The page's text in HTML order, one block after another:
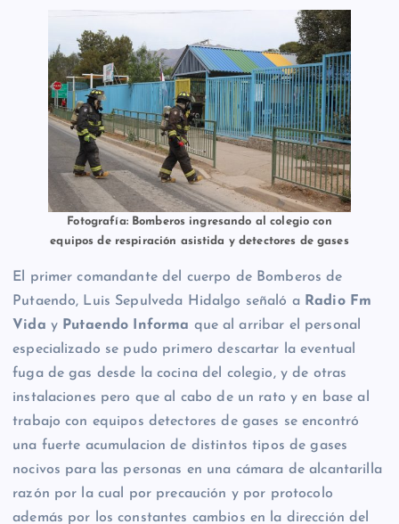
Fotografía: Bomberos ingresando al colegio con
equipos de respiración asistida y detectores de gases
El primer comandante del cuerpo de Bomberos de
Putaendo, Luis Sepulveda Hidalgo señaló a Radio Fm
Vida y Putaendo Informa que al arribar el personal
especializado se pudo primero descartar la eventual
fuga de gas desde la cocina del colegio, y de otras
instalaciones pero que al cabo de un rato y en base al
trabajo con equipos detectores de gases se encontró
una fuerte acumulacion de distintos tipos de gases
nocivos para las personas en una cámara de alcantarilla
razón por la cual por precaución y por protocolo
además por los constantes cambios en la dirección del